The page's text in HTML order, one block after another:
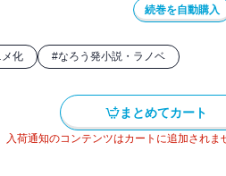
く！
続巻を自動購入
化 #なろう発小説・ラノベ
まとめてカート
荷通知のコンテンツはカートに追加されま